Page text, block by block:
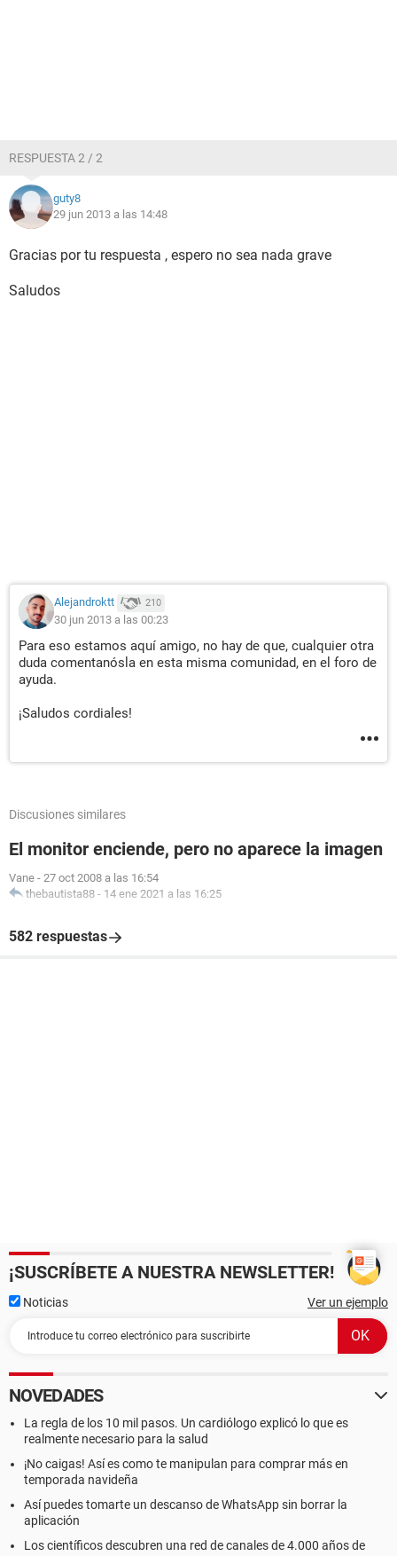
RESPUESTA 2 / 2
guty8
29 jun 2013 a las 14:48
Gracias por tu respuesta , espero no sea nada grave
Saludos
Alejandroktt 210
30 jun 2013 a las 00:23
Para eso estamos aquí amigo, no hay de que, cualquier otra
duda comentanósla en esta misma comunidad, en el foro de
ayuda.
¡Saludos cordiales!
Discusiones similares
El monitor enciende, pero no aparece la imagen
Vane - 27 oct 2008 a las 16:54
thebautista88 - 14 ene 2021 a las 16:25
582 respuestas
¡SUSCRÍBETE A NUESTRA NEWSLETTER!
Noticias Ver un ejemplo
NOVEDADES
La regla de los 10 mil pasos. Un cardiólogo explicó lo que es
realmente necesario para la salud
¡No caigas! Así es como te manipulan para comprar más en
temporada navideña
Así puedes tomarte un descanso de WhatsApp sin borrar la
aplicación
Los científicos descubren una red de canales de 4.000 años de